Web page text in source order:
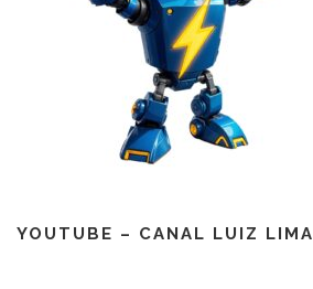
YOUTUBE – CANAL LUIZ LIMA